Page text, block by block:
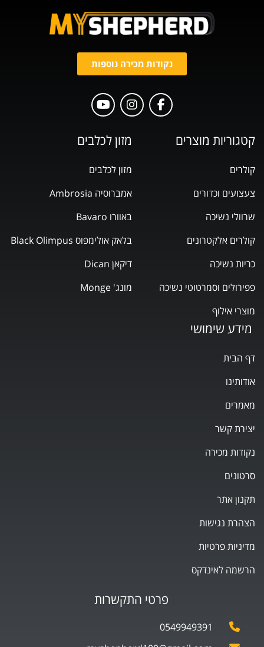
פרטי התקשרות
0549949391
מידע שימושי
דף הבית
אודותינו
מאמרים
יצירת קשר
נקודות מכירה
סרטונים
תקנון אתר
הצהרת נגישות
מדיניות פרטיות
הרשמה לאינדקס
מזון לכלבים
מזון לכלבים
אמברוסיה Ambrosia
באוורו Bavaro
בלאק אולימפוס Black Olimpus
דיקאן Dican
מונג' Monge
קטגוריות מוצרים
קולרים
צעצועים וכדורים
שרוולי נשיכה
קולרים אלקטרונים
כריות נשיכה
פפירולים וסמרטוטי נשיכה
מוצרי אילוף
נקודות מכירה נוספות